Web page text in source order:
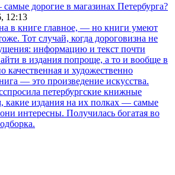
дорогие в магазинах Петербурга?
12:13
в книге главное, — но книги умеют
Тот случай, когда дороговизна не
информацию и текст почти
в издания попроще, а то и вообще в
качественная и художественно
— это произведение искусства.
петербургские книжные
какие издания на их полках — самые
интересны. Получилась богатая во